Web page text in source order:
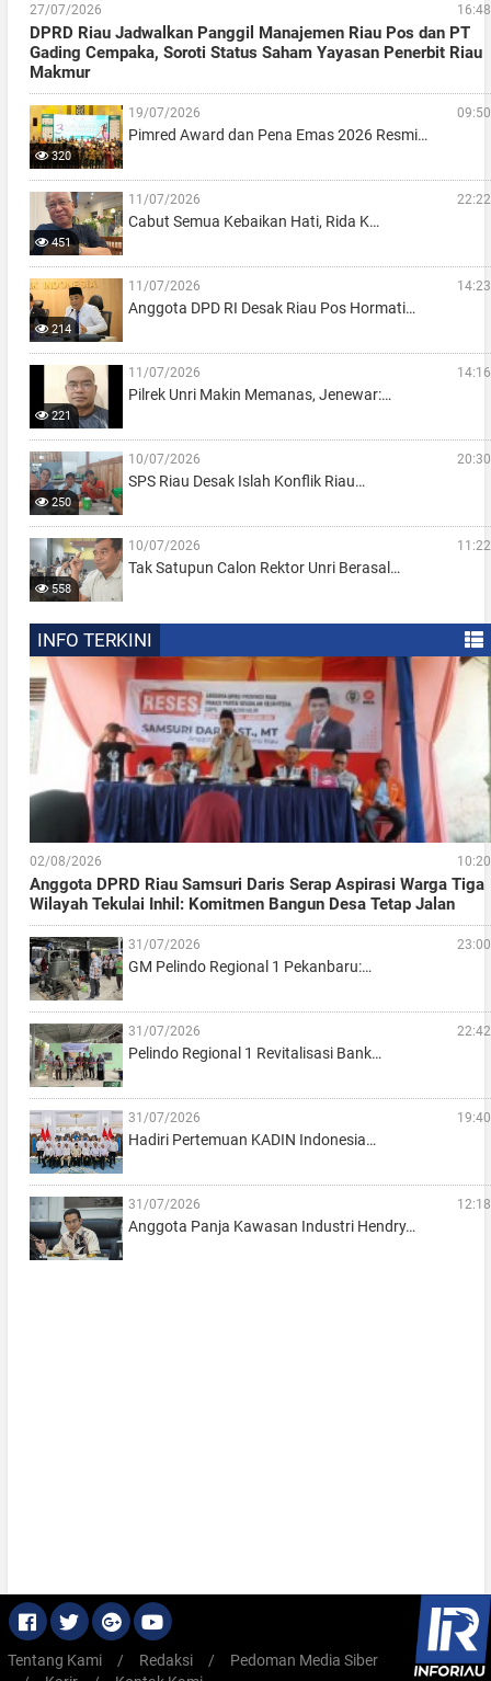
27/07/2026 16:48
DPRD Riau Jadwalkan Panggil Manajemen Riau Pos dan PT
Gading Cempaka, Soroti Status Saham Yayasan Penerbit Riau
Makmur
320
19/07/2026 09:50
Pimred Award dan Pena Emas 2026 Resmi…
451
11/07/2026 22:22
Cabut Semua Kebaikan Hati, Rida K…
214
11/07/2026 14:23
Anggota DPD RI Desak Riau Pos Hormati…
221
11/07/2026 14:16
Pilrek Unri Makin Memanas, Jenewar:…
250
10/07/2026 20:30
SPS Riau Desak Islah Konflik Riau…
558
10/07/2026 11:22
Tak Satupun Calon Rektor Unri Berasal…
INFO TERKINI
02/08/2026 10:20
Anggota DPRD Riau Samsuri Daris Serap Aspirasi Warga Tiga
Wilayah Tekulai Inhil: Komitmen Bangun Desa Tetap Jalan
31/07/2026 23:00
GM Pelindo Regional 1 Pekanbaru:…
31/07/2026 22:42
Pelindo Regional 1 Revitalisasi Bank…
31/07/2026 19:40
Hadiri Pertemuan KADIN Indonesia…
31/07/2026 12:18
Anggota Panja Kawasan Industri Hendry…
Tentang Kami / Redaksi /
Pedoman Media Siber